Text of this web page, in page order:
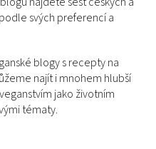
svých preferencí a
blogy s recepty na
najít i mnohem hlubší
jako životním
tématy.